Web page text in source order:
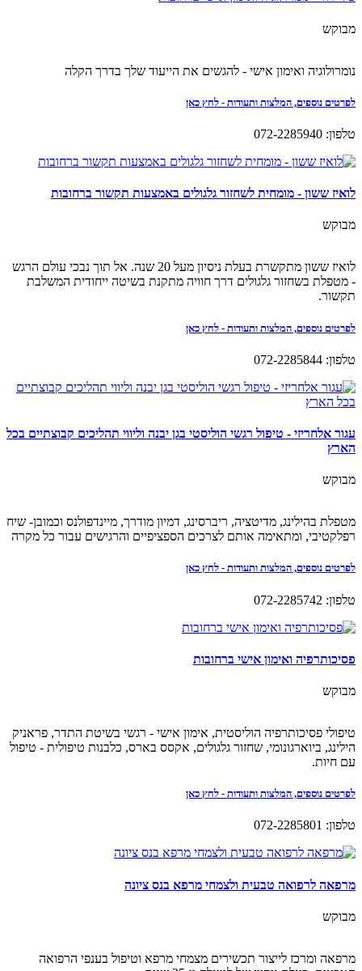
מבוקש
נומרולוגיה ואימון אישי - להגשים את הייעוד שלך בדרך הקלה
לפרטים נוספים, המלצות ותעודות - לחץ כאן
טלפון: 072-2285940
לואיז ששון - מומחית לשחזור גלגולים באמצעות תקשור ברחובות
מבוקש
לואיז ששון מתקשרת בעלת ניסיון מעל 20 שנה. אל תוך נבכי עולם הרגש
- מטפלת בשחזור גלגולים דרך חוויה מתקנת בשיטה ייחודית המשלבת
תקשור.
לפרטים נוספים, המלצות ותעודות - לחץ כאן
טלפון: 072-2285844
עגור אלחריזי - טיפול רגשי הוליסטי בגן יבנה וליווי תהליכים קבוצתיים בכל
הארץ
מבוקש
מטפלת בהילינג, מדיטציה, ריברסינג, דמיון מודרך, מיינדפולנס וכמובן- שיח
רפלקטיבי, ומתאימה אותם לצרכים הספציפיים והרגישים עבור כל מקרה
לפרטים נוספים, המלצות ותעודות - לחץ כאן
טלפון: 072-2285742
פסיכותרפיה ואימון אישי ברחובות
מבוקש
טיפולי פסיכותרפיה הוליסטית, אימון אישי - רגשי בשיטת התדר, פראניק
הילינג, ביוארגונומי, שחזור גלגולים, אקסס בארס, כלבנות טיפולית - טיפול
עם חיות.
לפרטים נוספים, המלצות ותעודות - לחץ כאן
טלפון: 072-2285801
מרפאה לרפואה טבעית ולצמחי מרפא בנס ציונה
מבוקש
מרפאה ומרכז לייצור תכשירים מצמחי מרפא וטיפול בענפי הרפואה